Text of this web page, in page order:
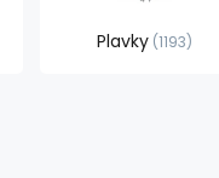
Plavky 1193